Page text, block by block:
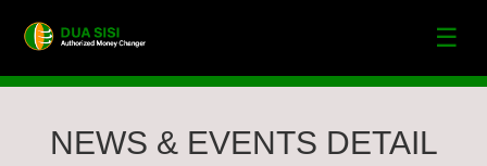
☰
NEWS & EVENTS DETAIL